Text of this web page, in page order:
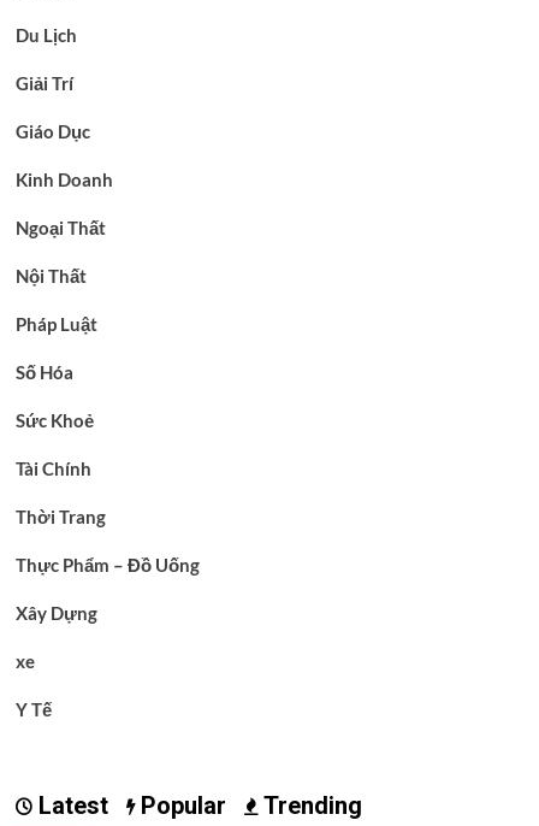
Du Lịch
Giải Trí
Giáo Dục
Kinh Doanh
Ngoại Thất
Nội Thất
Pháp Luật
Số Hóa
Sức Khoẻ
Tài Chính
Thời Trang
Thực Phẩm – Đồ Uống
Xây Dựng
xe
Y Tế
Latest Popular Trending